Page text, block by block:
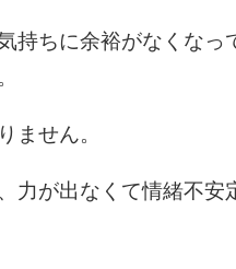
持ちに余裕がなくなっ
ません。
力が出なくて情緒不安